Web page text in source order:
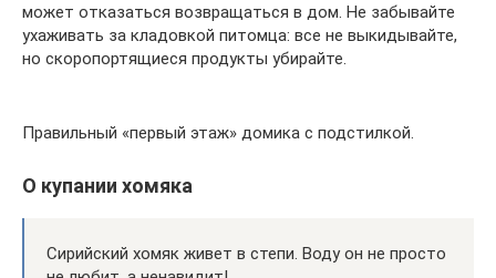
может отказаться возвращаться в дом. Не забывайте
ухаживать за кладовкой питомца: все не выкидывайте,
но скоропортящиеся продукты убирайте.
Правильный «первый этаж» домика с подстилкой.
О купании хомяка
Сирийский хомяк живет в степи. Воду он не просто